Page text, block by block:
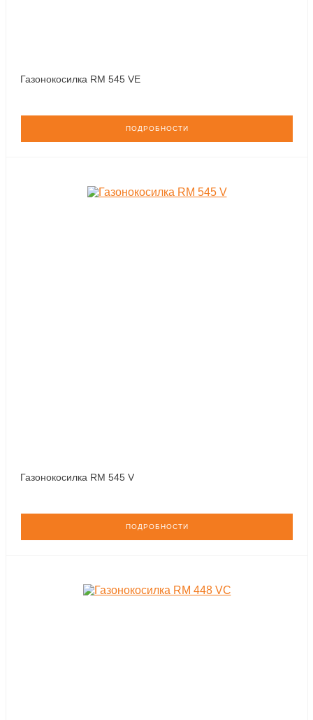
Газонокосилка RM 545 VE
ПОДРОБНОСТИ
Газонокосилка RM 545 V
ПОДРОБНОСТИ